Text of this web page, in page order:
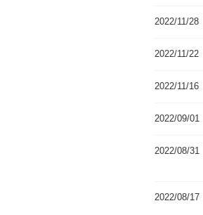
2022/11/28
2022/11/22
2022/11/16
2022/09/01
2022/08/31
2022/08/17